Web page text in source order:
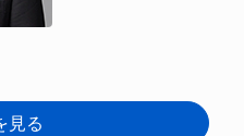
見る